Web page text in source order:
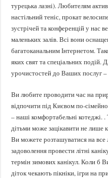
турецька лазні). Любителям
настільний теніс, прокат
зустрічей та конференцій у нас
маленьких залів. Всі вони
багатоканальним Інтернетом.
яких свят та спеціальних подій.
урочистостей до Ваших послуг –
Ви любите проводити час на
відпочити під Києвом по-
– наші комфортабельні котеджі.
дітьми може зацікавити не лише
Ви можете розташуватися на все
задоволення провести літні
термін зимових канікул. Коли б
діток чекають пікніки, ігри на